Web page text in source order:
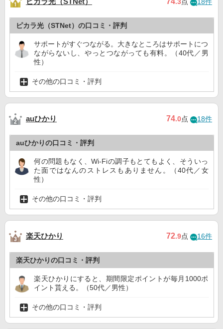
.3点 18件
ピカラ光（STNet）の口コミ・評判
サポートがすぐつながる。大きなところはサポートにつ
ながらないし、やっとつながっても有料。（40代／男
性）
その他の口コミ・評判
auひかり 74.0点 18件
auひかりの口コミ・評判
何の問題もなく、Wi-Fiの調子もとてもよく、そういっ
た面ではなんのストレスもありません。（40代／女
性）
その他の口コミ・評判
楽天ひかり 72.9点 16件
楽天ひかりの口コミ・評判
楽天ひかりにすると、期間限定ポイントが毎月1000ポ
イント貰える。（50代／男性）
その他の口コミ・評判